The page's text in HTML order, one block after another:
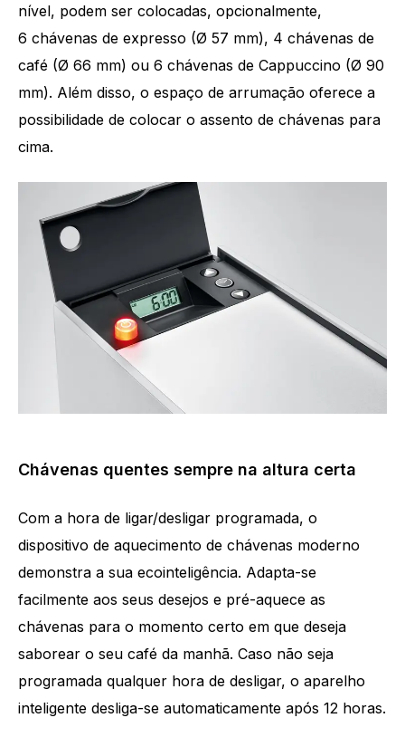
nível, podem ser colocadas, opcionalmente,
6 chávenas de expresso (Ø 57 mm), 4 chávenas de
café (Ø 66 mm) ou 6 chávenas de Cappuccino (Ø 90
mm). Além disso, o espaço de arrumação oferece a
possibilidade de colocar o assento de chávenas para
cima.
Chávenas quentes sempre na altura certa
Com a hora de ligar/desligar programada, o
dispositivo de aquecimento de chávenas moderno
demonstra a sua ecointeligência. Adapta-se
facilmente aos seus desejos e pré-aquece as
chávenas para o momento certo em que deseja
saborear o seu café da manhã. Caso não seja
programada qualquer hora de desligar, o aparelho
inteligente desliga-se automaticamente após 12 horas.